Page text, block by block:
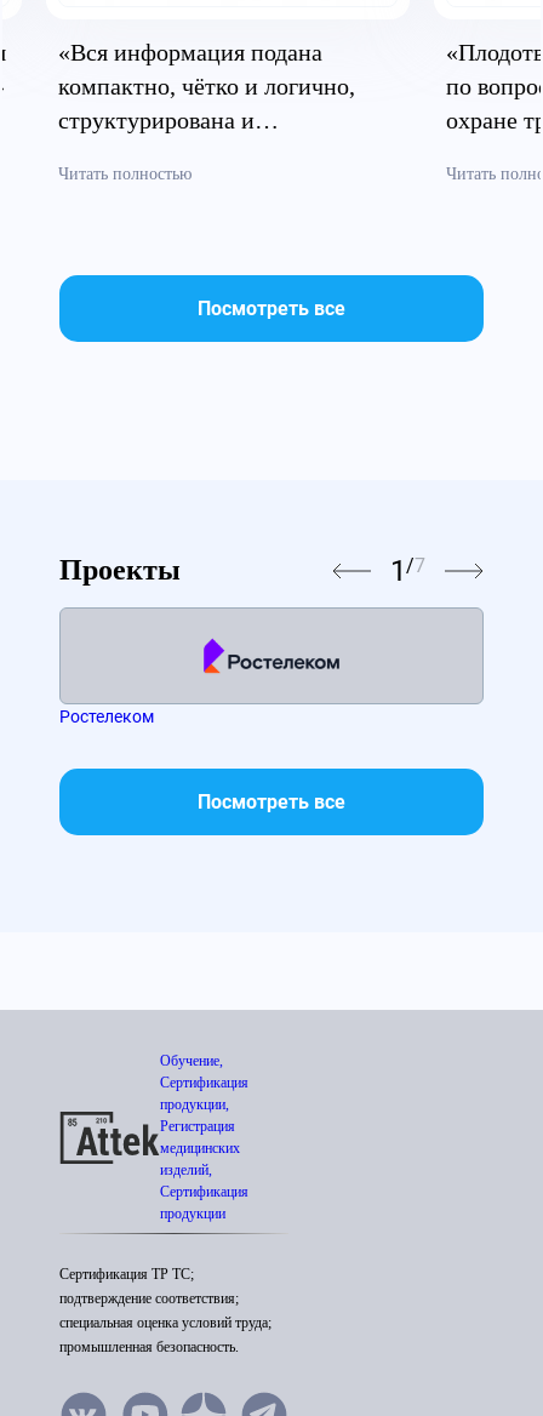
«Вся информация подана
компактно, чётко и логично,
структурирована и
Читать полностью
по
охране
Читать
Посмотреть все
Проекты 1 /7
Ростелеком
Посмотреть все
Обучение,
Сертификация
продукции,
Регистрация
медицинских
изделий,
Сертификация
продукции
Сертификация ТР ТС;
подтверждение соответствия;
специальная оценка условий труда;
промышленная безопасность.